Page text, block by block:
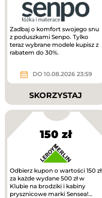
Zadbaj o komfort swojego snu
z poduszkami Senpo. Tylko
teraz wybrane modele kupisz z
rabatem do 30%.
DO 10.08.2026 23:59
SKORZYSTAJ
150 zł
Odbierz kupon o wartości 150 zł
za każde wydane 500 zł w
Klubie na brodziki i kabiny
prysznicowe marki Sensea!